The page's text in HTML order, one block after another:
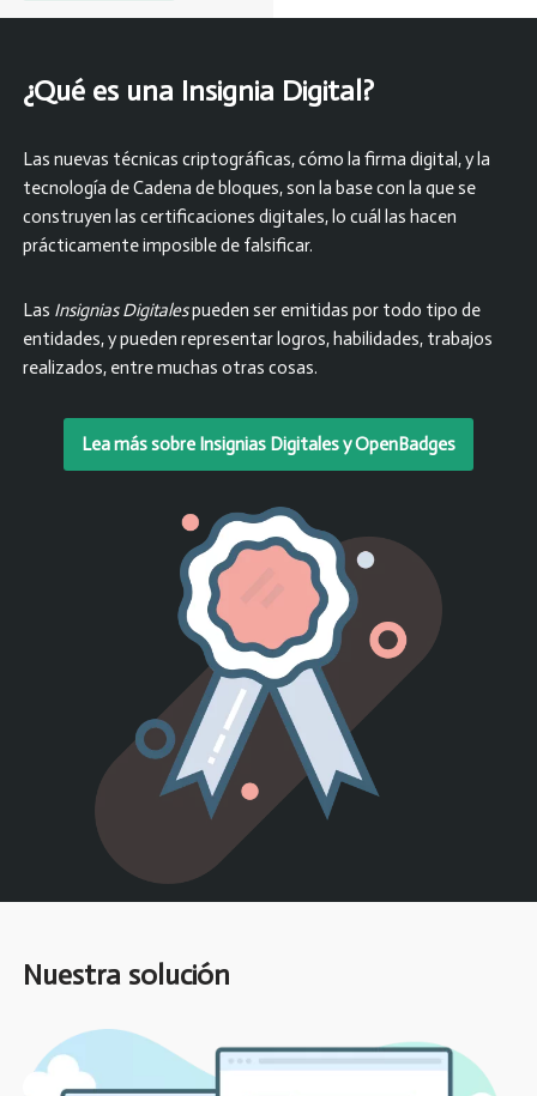
¿Qué es una Insignia Digital?
Las nuevas técnicas criptográficas, cómo la firma digital, y la
tecnología de Cadena de bloques, son la base con la que se
construyen las certificaciones digitales, lo cuál las hacen
prácticamente imposible de falsificar.
Las Insignias Digitalespueden ser emitidas por todo tipo de
entidades, y pueden representar logros, habilidades, trabajos
realizados, entre muchas otras cosas.
Lea más sobre Insignias Digitales y OpenBadges
Nuestra solución